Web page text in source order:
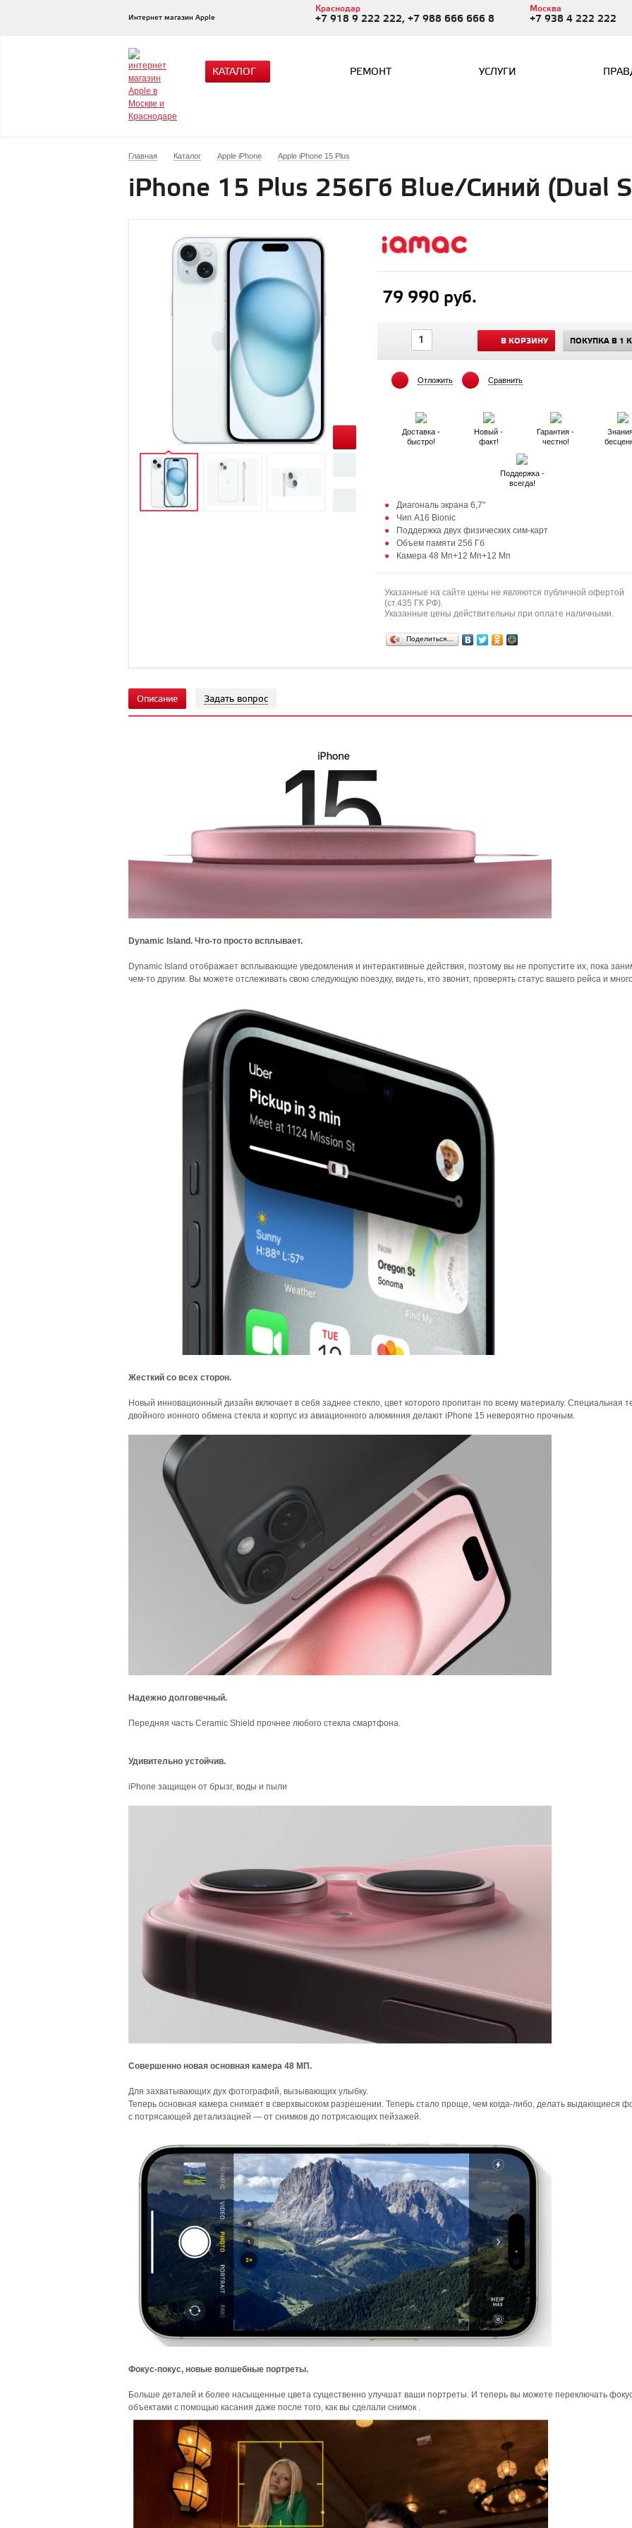
Интернет магазин Apple
Краснодар
+7 918 9 222 222, +7 988 666 666 8
Москва
+7 938 4 222 222
КАТАЛОГ РЕМОНТ УСЛУГИ
Главная Каталог Apple iPhone Apple iPhone 15 Plus
iPhone 15 Plus 256Гб Blue/Синий (Dual
79 990 руб.
В КОРЗИНУ ПОКУПКА В 1
Отложить Сравнить
Доставка -
быстро!
Новый -
факт!
Гарантия -
честно!
Поддержка -
всегда!
Диагональ экрана 6,7"
Чип A16 Bionic
Поддержка двух физических сим-карт
Объем памяти 256 Гб
Камера 48 Мп+12 Мп+12 Мп
Указанные на сайте цены не являются публичной офертой
(ст.435 ГК РФ).
Указанные цены действительны при оплате наличными.
Поделиться…
Описание Задать вопрос
Dynamic Island. Что-то просто всплывает.
Dynamic Island отображает всплывающие уведомления и интерактивные действия, поэтому вы не пропустите их, пока
чем-то другим. Вы можете отслеживать свою следующую поездку, видеть, кто звонит, проверять статус вашего рейса и
Жесткий со всех сторон.
Новый инновационный дизайн включает в себя заднее стекло, цвет которого пропитан по всему материалу. Специальная
двойного ионного обмена стекла и корпус из авиационного алюминия делают iPhone 15 невероятно прочным.
Надежно долговечный.
Передняя часть Ceramic Shield прочнее любого стекла смартфона.
Удивительно устойчив.
iPhone защищен от брызг, воды и пыли
Совершенно новая основная камера 48 МП.
Для захватывающих дух фотографий, вызывающих улыбку.
Теперь основная камера снимает в сверхвысоком разрешении. Теперь стало проще, чем когда-либо, делать выдающиеся
с потрясающей детализацией — от снимков до потрясающих пейзажей.
Фокус-покус, новые волшебные портреты.
Больше деталей и более насыщенные цвета существенно улучшат ваши портреты. И теперь вы можете переключать
объектами с помощью касания даже после того, как вы сделали снимок .